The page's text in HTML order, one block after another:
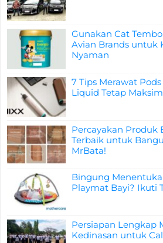
Gunakan Cat
Avian Brands untuk
Nyaman
7 Tips Merawat
Liquid Tetap
Percayakan Produk
Terbaik untuk
MrBata!
Bingung
Playmat Bayi? Ikuti
Persiapan Lengkap
Kedinasan untuk